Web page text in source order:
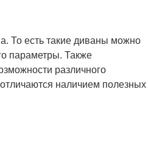
То есть такие диваны можно
параметры. Также
различного
наличием полезных